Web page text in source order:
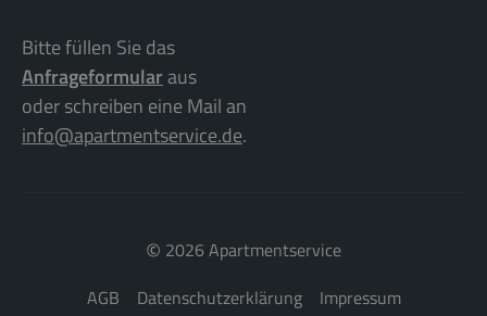
Bitte füllen Sie das
Anfrageformularaus
oder schreiben eine Mail an
info@apartmentservice.de.
© 2026 Apartmentservice
AGB
Datenschutzerklärung Impressum